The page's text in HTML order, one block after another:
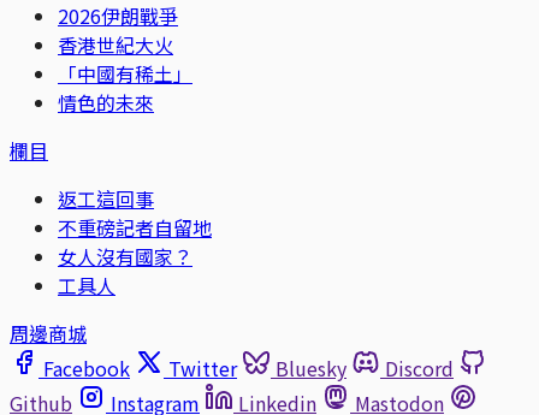
2026伊朗戰爭
香港世紀大火
「中國有稀土」
情色的未來
欄目
返工這回事
不重磅記者自留地
女人沒有國家？
工具人
周邊商城
Facebook
Twitter Bluesky
Discord
Github
Instagram Linkedin
Mastodon